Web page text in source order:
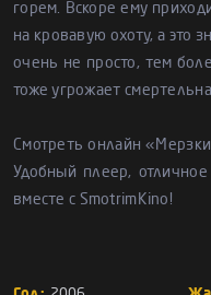
горем. Вскоре ему
на кровавую охоту, а это
очень не просто, тем
тоже угрожает
Смотреть онлайн
Удобный плеер,
вместе с SmotrimKino!